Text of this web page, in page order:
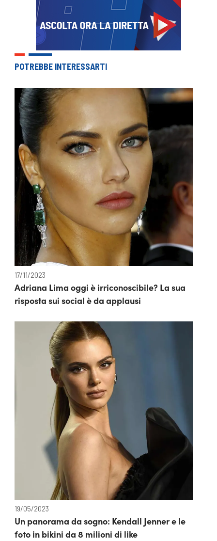
POTREBBE INTERESSARTI
17/11/2023
Adriana Lima oggi è irriconoscibile? La sua
risposta sui social è da applausi
19/05/2023
Un panorama da sogno: Kendall Jenner e le
foto in bikini da 8 milioni di like